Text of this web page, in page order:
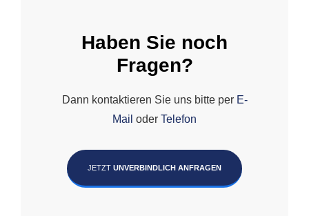
Haben Sie noch
Fragen?
Dann kontaktieren Sie uns bitte per E-
Mail oder Telefon
JETZT UNVERBINDLICH ANFRAGEN